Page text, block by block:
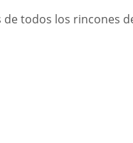
todos los rincones